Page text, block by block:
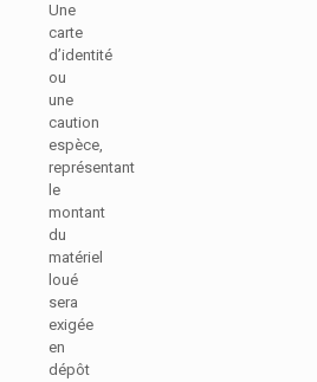
Une
carte
d’identité
ou
une
caution
espèce,
représentant
le
montant
du
matériel
loué
sera
exigée
en
dépôt